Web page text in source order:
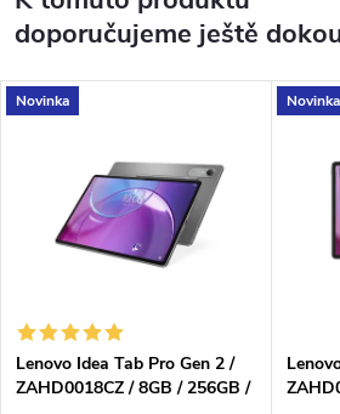
doporučujeme ještě
Novinka
Lenovo Idea Tab Pro Gen 2 /
ZAHD0018CZ / 8GB / 256GB /
Novinka